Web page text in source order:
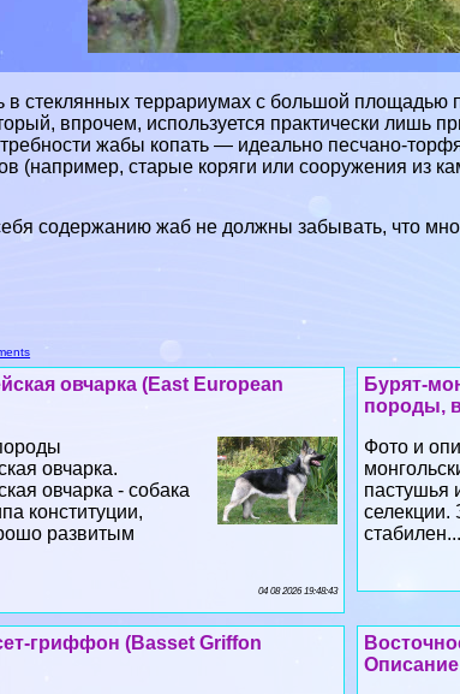
в стеклянных террариумах с большой площадью
впрочем, используется пpaктически лишь
жабы копать — идеально песчано-
(например, старые коряги или сооружения из
содержанию жаб не должны забывать, что
Бурят-
породы,
Фото и
пастушья
селекции.
овчарка (East European
овчарка.
овчарка - собака
конституции,
развитым
04 08 2026 19:48:43
гриффон (Basset Griffon